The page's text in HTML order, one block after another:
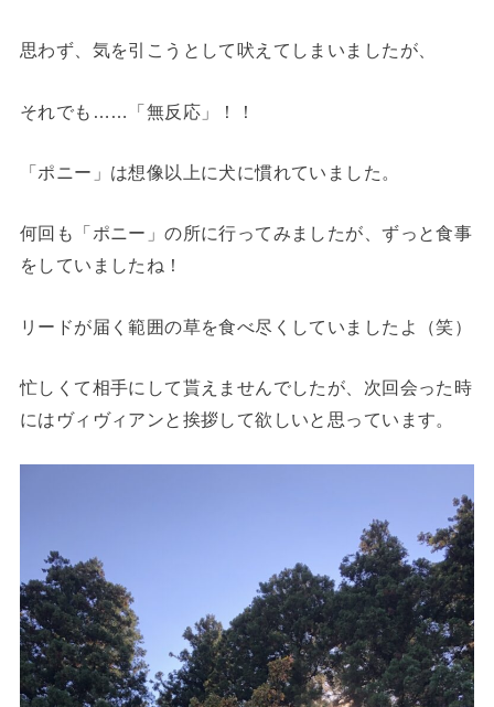
思わず、気を引こうとして吠えてしまいましたが、
それでも…… 「無反応」 ！！
「ポニー」は想像以上に犬に慣れていました。
何回も「ポニー」の所に行ってみましたが、ずっと食事
をしていましたね！
リードが届く範囲の草を食べ尽くしていましたよ（笑）
忙しくて相手にして貰えませんでしたが、次回会った時
にはヴィヴィアンと挨拶して欲しいと思っています。